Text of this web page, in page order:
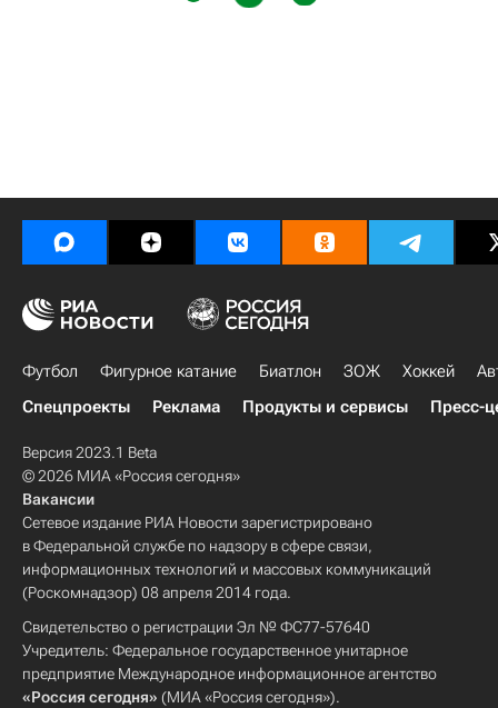
Футбол Фигурное катание Биатлон ЗОЖ Хоккей
Спецпроекты
Реклама Продукты и сервисы Пресс-
Версия 2023.1 Beta
© 2026 МИА «Россия сегодня»
Вакансии
Сетевое издание РИА Новости зарегистрировано
в Федеральной службе по надзору в сфере связи,
информационных технологий и массовых коммуникаций
(Роскомнадзор) 08 апреля 2014 года.
Свидетельство о регистрации Эл № ФС77-57640
Учредитель: Федеральное государственное унитарное
предприятие Международное информационное агентство
«Россия сегодня» (МИА «Россия сегодня»).